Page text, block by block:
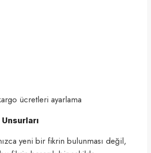
ücretleri ayarlama
yeni bir fikrin bulunması değil,